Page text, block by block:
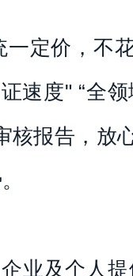
定价，不花
速度" “全
核报告，放
及个人提